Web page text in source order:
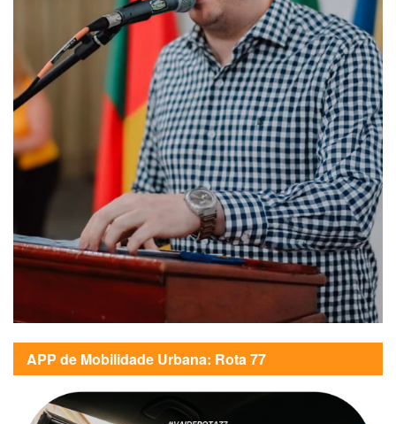
APP de Mobilidade Urbana: Rota 77